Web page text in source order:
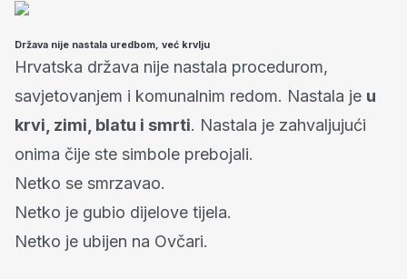
Država nije nastala uredbom, već krvlju
Hrvatska država nije nastala procedurom,
savjetovanjem i komunalnim redom. Nastala je u
krvi, zimi, blatu i smrti. Nastala je zahvaljujući
onima čije ste simbole prebojali.
Netko se smrzavao.
Netko je gubio dijelove tijela.
Netko je ubijen na Ovčari.